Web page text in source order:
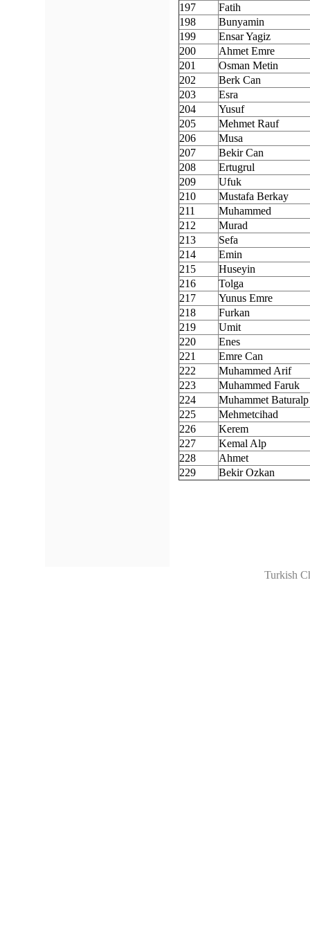
197
Fatih
198
Bunyamin
199
Ensar Yagiz
200
Ahmet Emre
201
Osman Metin
202
Berk Can
203
Esra
204
Yusuf
205
Mehmet Rauf
206
Musa
207
Bekir Can
208
Ertugrul
209
Ufuk
210
Mustafa Berkay
211
Muhammed
212
Murad
213
Sefa
214
Emin
215
Huseyin
216
Tolga
217
Yunus Emre
218
Furkan
219
Umit
220
Enes
221
Emre Can
222
Muhammed Arif
223
Muhammed Faruk
224
Muhammet Baturalp
225
Mehmetcihad
226
Kerem
227
Kemal Alp
228
Ahmet
229
Bekir Ozkan
Turkish